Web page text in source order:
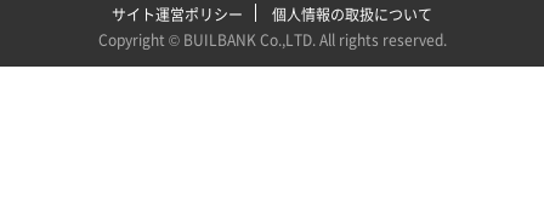
サイト運営ポリシー
個人情報の取扱について
Copyright © BUILBANK Co.,LTD. All rights reserved.